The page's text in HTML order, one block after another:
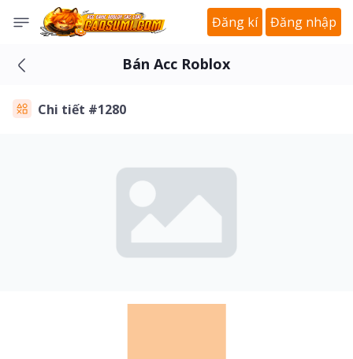
Đăng kí Đăng nhập
Bán Acc Roblox
Chi tiết #1280